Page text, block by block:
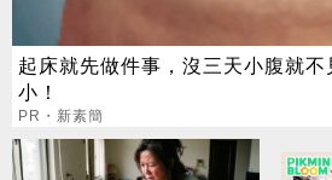
起床就先做件事，沒三天小腹就
小！
PR・新素簡